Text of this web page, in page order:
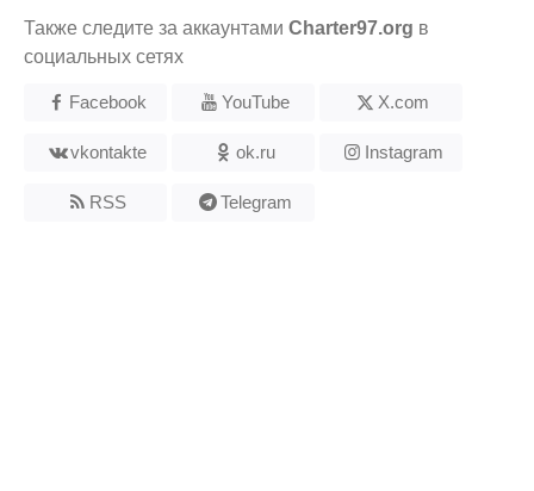
Также следите за аккаунтами Charter97.org в
социальных сетях
Facebook YouTube X.com
vkontakte ok.ru Instagram
RSS Telegram